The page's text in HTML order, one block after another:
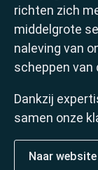
Over
richten zich
middelgrote
naleving van
scheppen van
Dankzij
samen onze
Naar website